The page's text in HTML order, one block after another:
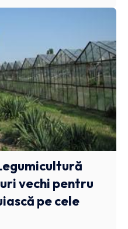
vechi pentru
pe cele